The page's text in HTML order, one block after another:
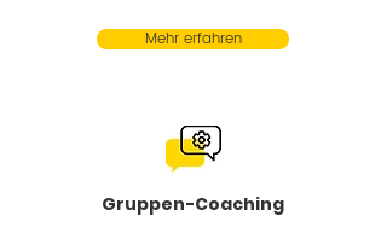
Mehr erfahren
Gruppen-Coaching